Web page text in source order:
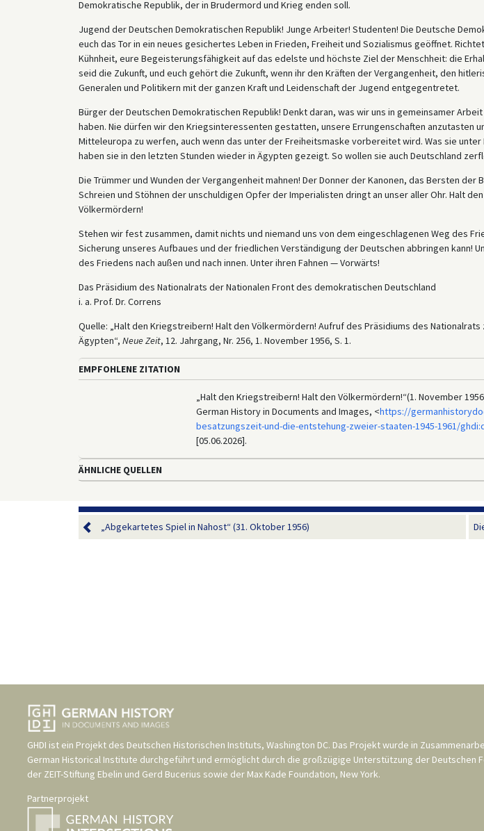
Demokratische Republik, der in Brudermord und Krieg enden soll.
Jugend der Deutschen Demokratischen Republik! Junge Arbeiter! Studenten! Die Deutsche
euch das Tor in ein neues gesichertes Leben in Frieden, Freiheit und Sozialismus geöffnet.
Kühnheit, eure Begeisterungsfähigkeit auf das edelste und höchste Ziel der Menschheit: die
seid die Zukunft, und euch gehört die Zukunft, wenn ihr den Kräften der Vergangenheit, den
Generalen und Politikern mit der ganzen Kraft und Leidenschaft der Jugend entgegentretet.
Bürger der Deutschen Demokratischen Republik! Denkt daran, was wir uns in gemeinsamer
haben. Nie dürfen wir den Kriegsinteressenten gestatten, unsere Errungenschaften anzutasten
Mitteleuropa zu werfen, auch wenn das unter der Freiheitsmaske vorbereitet wird. Was sie
haben sie in den letzten Stunden wieder in Ägypten gezeigt. So wollen sie auch Deutschland
Die Trümmer und Wunden der Vergangenheit mahnen! Der Donner der Kanonen, das Bersten der
Schreien und Stöhnen der unschuldigen Opfer der Imperialisten dringt an unser aller Ohr. Halt
Völkermördern!
Stehen wir fest zusammen, damit nichts und niemand uns von dem eingeschlagenen Weg des
Sicherung unseres Aufbaues und der friedlichen Verständigung der Deutschen abbringen kann!
des Friedens nach außen und nach innen. Unter ihren Fahnen — Vorwärts!
Das Präsidium des Nationalrats der Nationalen Front des demokratischen Deutschland
i. a. Prof. Dr. Correns
Quelle: „Halt den Kriegstreibern! Halt den Völkermördern! Aufruf des Präsidiums des
Ägypten“, Neue Zeit, 12. Jahrgang, Nr. 256, 1. November 1956, S. 1.
EMPFOHLENE ZITATION
„Halt den Kriegstreibern! Halt den Völkermördern!“(1. November
German History in Documents and Images, <https://
besatzungszeit-und-die-entstehung-zweier-staaten-1945-1961/
[05.06.2026].
ÄHNLICHE QUELLEN
„Abgekartetes Spiel in Nahost“ (31. Oktober 1956)
GHDI ist ein Projekt des Deutschen Historischen Instituts, Washington DC. Das Projekt wurde in
German Historical Institute durchgeführt und ermöglicht durch die großzügige Unterstützung der Deutschen
der ZEIT-Stiftung Ebelin und Gerd Bucerius sowie der Max Kade Foundation, New York.
Partnerprojekt